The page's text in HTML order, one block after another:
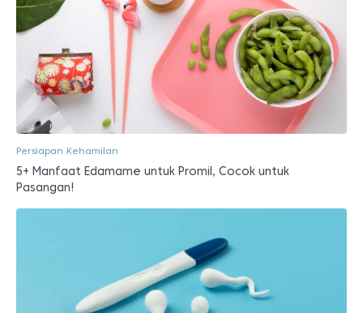
Persiapan Kehamilan
5+ Manfaat Edamame untuk Promil, Cocok untuk
Pasangan!